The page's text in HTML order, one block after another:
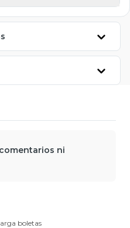
ni
boletas